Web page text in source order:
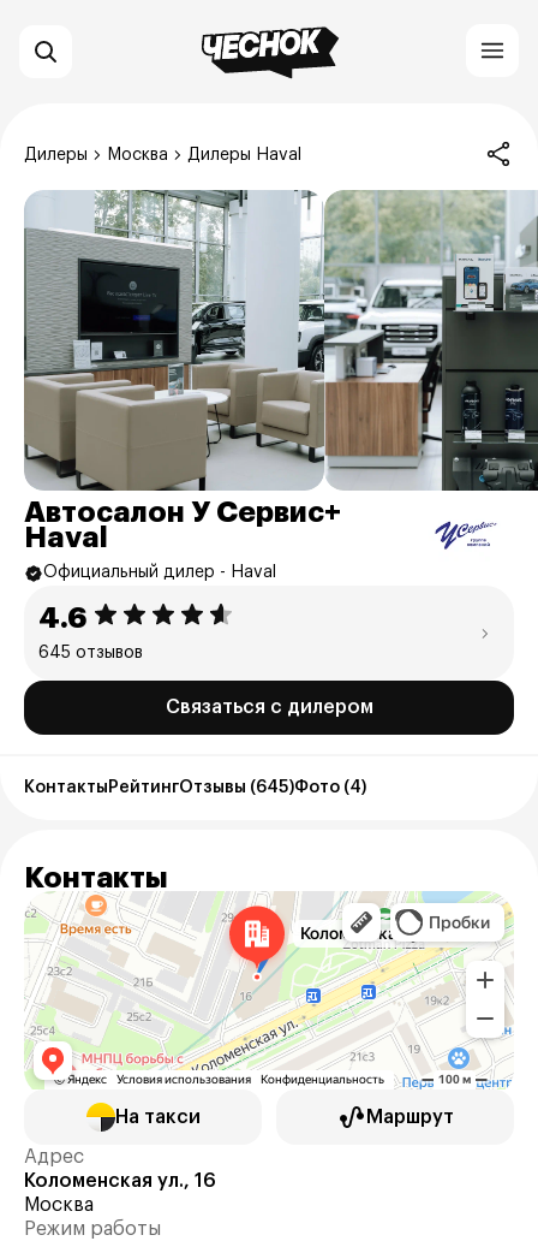
Дилеры Москва Дилеры Haval
Автосалон У Сервис+
Haval
Официальный дилер - Haval
4.6
645 отзывов
Связаться с дилером
Контакты РейтингОтзывы (645)Фото (4)
Контакты
На такси Маршрут
Адрес
Коломенская ул., 16
Москва
Режим работы